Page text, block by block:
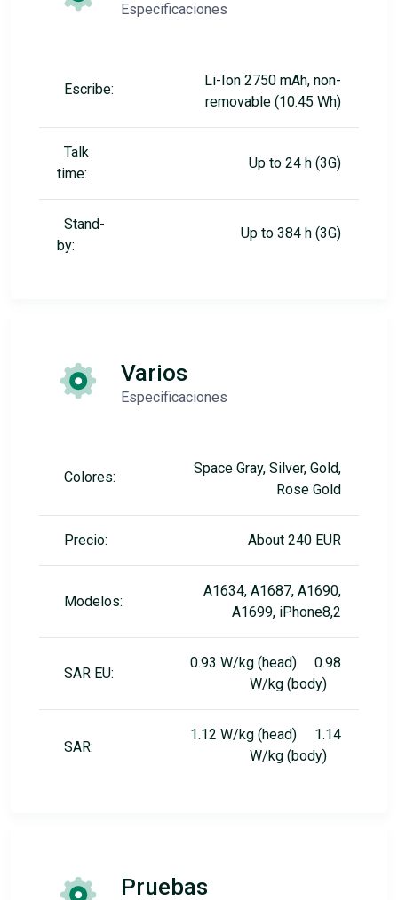
Especificaciones
Escribe:
Li-Ion 2750 mAh, non-
removable (10.45 Wh)
Talk
time:
Up to 24 h (3G)
Stand-
by:
Up to 384 h (3G)
Varios
Especificaciones
Colores:
Space Gray, Silver, Gold,
Rose Gold
Precio: About 240 EUR
Modelos:
A1634, A1687, A1690,
A1699, iPhone8,2
SAR EU:
0.93 W/kg (head) 0.98
W/kg (body)
SAR:
1.12 W/kg (head) 1.14
W/kg (body)
Pruebas